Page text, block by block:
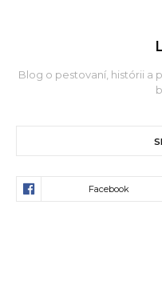
Blog o pestovaní, histórii a